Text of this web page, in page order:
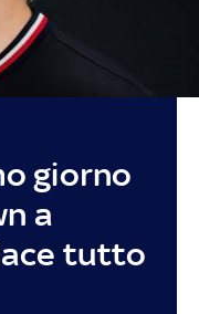
giorno
a
tutto